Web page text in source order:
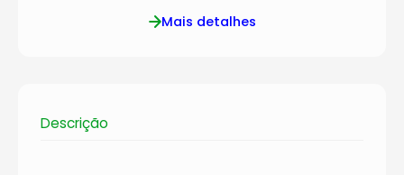
Mais detalhes
Descrição